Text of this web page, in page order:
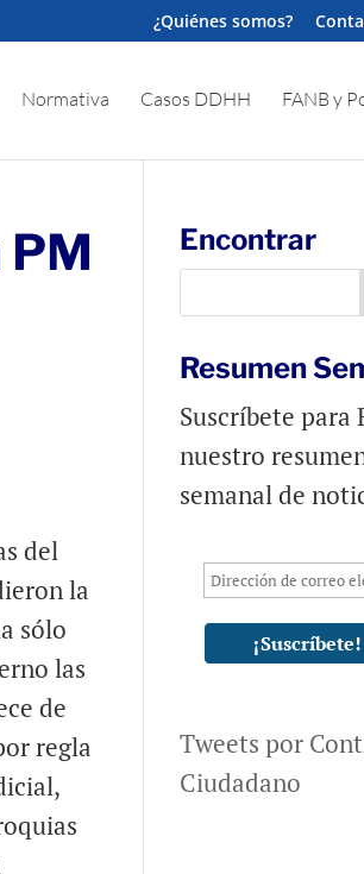
¿Quiénes somos?
Normativa Casos DDHH FANB y
PM
del
la
sólo
las
de
regla
Encontrar
Resumen
Suscríbete para
nuestro
semanal de
Tweets por
Ciudadano